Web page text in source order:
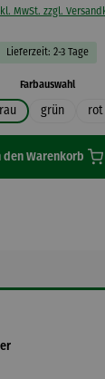
MwSt. zzgl.
Lieferzeit: 2-3 Tage
Farbauswahl
grün rot
den Warenkorb